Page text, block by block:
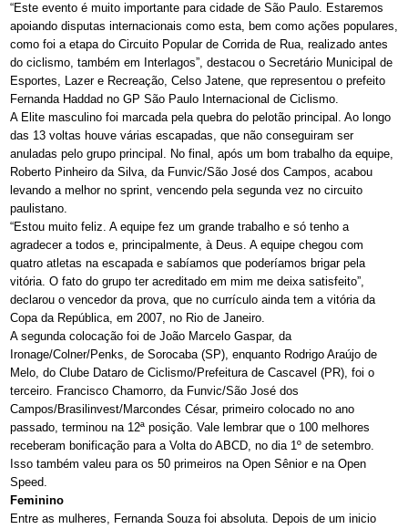
“Este evento é muito importante para cidade de São Paulo. Estaremos
apoiando disputas internacionais como esta, bem como ações populares,
como foi a etapa do Circuito Popular de Corrida de Rua, realizado antes
do ciclismo, também em Interlagos”, destacou o Secretário Municipal de
Esportes, Lazer e Recreação, Celso Jatene, que representou o prefeito
Fernanda Haddad no GP São Paulo Internacional de Ciclismo.
A Elite masculino foi marcada pela quebra do pelotão principal. Ao longo
das 13 voltas houve várias escapadas, que não conseguiram ser
anuladas pelo grupo principal. No final, após um bom trabalho da equipe,
Roberto Pinheiro da Silva, da Funvic/São José dos Campos, acabou
levando a melhor no sprint, vencendo pela segunda vez no circuito
paulistano.
“Estou muito feliz. A equipe fez um grande trabalho e só tenho a
agradecer a todos e, principalmente, à Deus. A equipe chegou com
quatro atletas na escapada e sabíamos que poderíamos brigar pela
vitória. O fato do grupo ter acreditado em mim me deixa satisfeito”,
declarou o vencedor da prova, que no currículo ainda tem a vitória da
Copa da República, em 2007, no Rio de Janeiro.
A segunda colocação foi de João Marcelo Gaspar, da
Ironage/Colner/Penks, de Sorocaba (SP), enquanto Rodrigo Araújo de
Melo, do Clube Dataro de Ciclismo/Prefeitura de Cascavel (PR), foi o
terceiro. Francisco Chamorro, da Funvic/São José dos
Campos/Brasilinvest/Marcondes César, primeiro colocado no ano
passado, terminou na 12ª posição. Vale lembrar que o 100 melhores
receberam bonificação para a Volta do ABCD, no dia 1º de setembro.
Isso também valeu para os 50 primeiros na Open Sênior e na Open
Speed.
Feminino
Entre as mulheres, Fernanda Souza foi absoluta. Depois de um inicio